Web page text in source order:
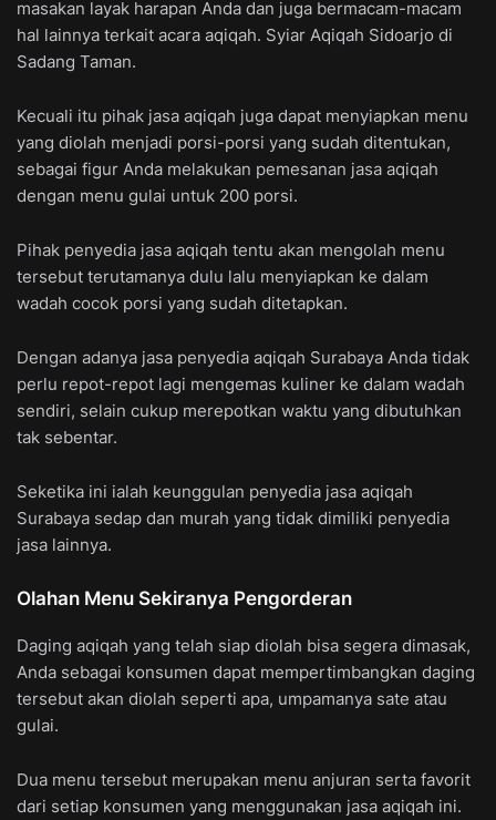
masakan layak harapan Anda dan juga bermacam-macam
hal lainnya terkait acara aqiqah. Syiar Aqiqah Sidoarjo di
Sadang Taman.
Kecuali itu pihak jasa aqiqah juga dapat menyiapkan menu
yang diolah menjadi porsi-porsi yang sudah ditentukan,
sebagai figur Anda melakukan pemesanan jasa aqiqah
dengan menu gulai untuk 200 porsi.
Pihak penyedia jasa aqiqah tentu akan mengolah menu
tersebut terutamanya dulu lalu menyiapkan ke dalam
wadah cocok porsi yang sudah ditetapkan.
Dengan adanya jasa penyedia aqiqah Surabaya Anda tidak
perlu repot-repot lagi mengemas kuliner ke dalam wadah
sendiri, selain cukup merepotkan waktu yang dibutuhkan
tak sebentar.
Seketika ini ialah keunggulan penyedia jasa aqiqah
Surabaya sedap dan murah yang tidak dimiliki penyedia
jasa lainnya.
Olahan Menu Sekiranya Pengorderan
Daging aqiqah yang telah siap diolah bisa segera dimasak,
Anda sebagai konsumen dapat mempertimbangkan daging
tersebut akan diolah seperti apa, umpamanya sate atau
gulai.
Dua menu tersebut merupakan menu anjuran serta favorit
dari setiap konsumen yang menggunakan jasa aqiqah ini.